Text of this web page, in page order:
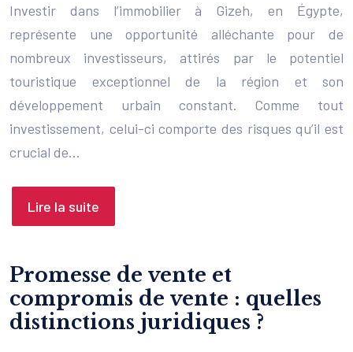
Investir dans l’immobilier à Gizeh, en Égypte,
représente une opportunité alléchante pour de
nombreux investisseurs, attirés par le potentiel
touristique exceptionnel de la région et son
développement urbain constant. Comme tout
investissement, celui-ci comporte des risques qu’il est
crucial de…
Lire la suite
Promesse de vente et
compromis de vente : quelles
distinctions juridiques ?